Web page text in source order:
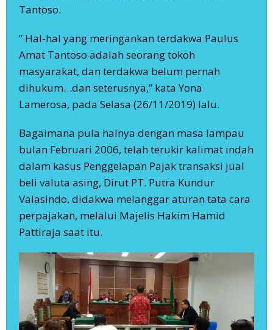
Tantoso.
” Hal-hal yang meringankan terdakwa Paulus
Amat Tantoso adalah seorang tokoh
masyarakat, dan terdakwa belum pernah
dihukum…dan seterusnya,” kata Yona
Lamerosa, pada Selasa (26/11/2019) lalu.
Bagaimana pula halnya dengan masa lampau
bulan Februari 2006, telah terukir kalimat indah
dalam kasus Penggelapan Pajak transaksi jual
beli valuta asing, Dirut PT. Putra Kundur
Valasindo, didakwa melanggar aturan tata cara
perpajakan, melalui Majelis Hakim Hamid
Pattiraja saat itu.